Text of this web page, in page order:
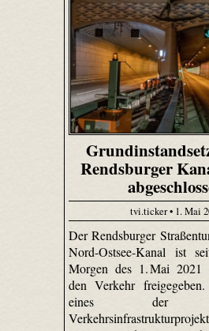
Rendsburger
tvi.ticker • 1. Mai
Der Rendsburger
Nord-Ostsee-Kanal ist
Morgen des 1. Mai 2021
den Verkehr
eines der